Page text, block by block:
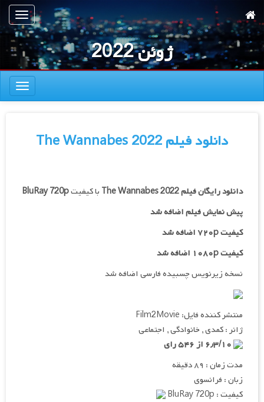
به
محتوای
اصلی
ناوبری
ژوئن 2022
ناوبری
دانلود فیلم The Wannabes 2022
دانلود رایگان فیلمThe Wannabes 2022 با کیفیتBluRay 720p
پیش نمایش فیلم اضافه شد
کیفیت ۷۲۰p اضافه شد
کیفیت ۱۰۸۰p اضافه شد
نسخه زیرنویس چسبیده فارسی اضافه شد
منتشر کننده فایل: Film2Movie
ژانر : کمدی , خانوادگی , اجتماعی
مدت زمان : ۸۹ دقیقه
زبان : فرانسوی
کیفیت : BluRay 720p